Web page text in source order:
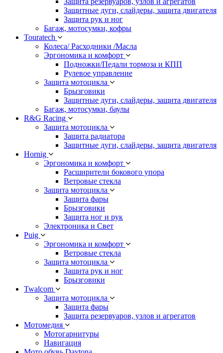
Защитные дуги, слайдеры, защита двигателя
Защита рук и ног
Багаж, мотосумки, кофры
Touratech
Колеса/ Расходники /Масла
Эргономика и комфорт
Подножки/Педали тормоза и КПП
Рулевое управление
Защита мотоцикла
Брызговики
Защитные дуги, слайдеры, защита двигателя
Багаж, мотосумки, баулы
R&G Racing
Защита мотоцикла
Защита радиатора
Защитные дуги, слайдеры, защита двигателя
Hornig
Эргономика и комфорт
Расширители бокового упора
Ветровые стекла
Защита мотоцикла
Защита фары
Брызговики
Защита ног и рук
Электроника и Свет
Puig
Эргономика и комфорт
Ветровые стекла
Защита мотоцикла
Защита рук и ног
Брызговики
Twalcom
Защита мотоцикла
Защита фары
Защита резервуаров, узлов и агрегатов
Мотомедия
Мотогарнитуры
Навигация